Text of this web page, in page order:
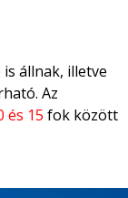
állnak, illetve
Az
és 15 fok között